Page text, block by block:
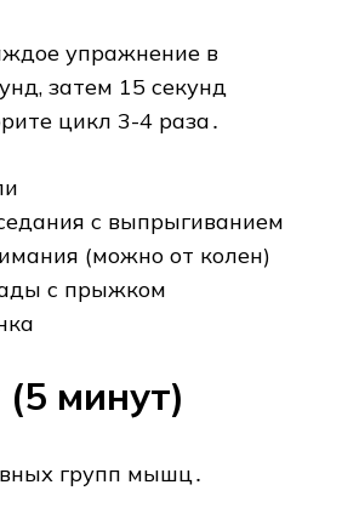
упражнение в
затем 15 секунд
цикл 3-4 раза․
с выпрыгиванием
(можно от колен)
с прыжком
минут)
групп мышц․